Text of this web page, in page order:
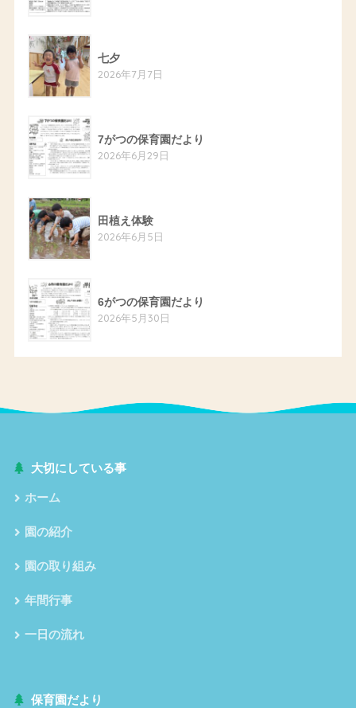
七夕
2026年7月7日
7がつの保育園だより
2026年6月29日
田植え体験
2026年6月5日
6がつの保育園だより
2026年5月30日
大切にしている事
ホーム
園の紹介
園の取り組み
年間行事
一日の流れ
保育園だより